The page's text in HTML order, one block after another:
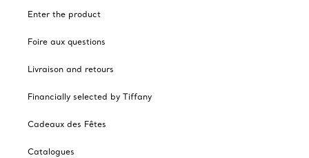
Enter the product
Foire aux questions
Livraison and retours
Financially selected by Tiffany
Cadeaux des Fêtes
Catalogues